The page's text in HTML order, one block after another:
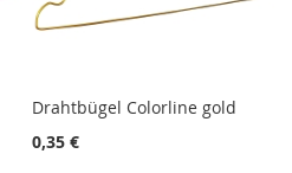
Drahtbügel Colorline gold
0,35 €